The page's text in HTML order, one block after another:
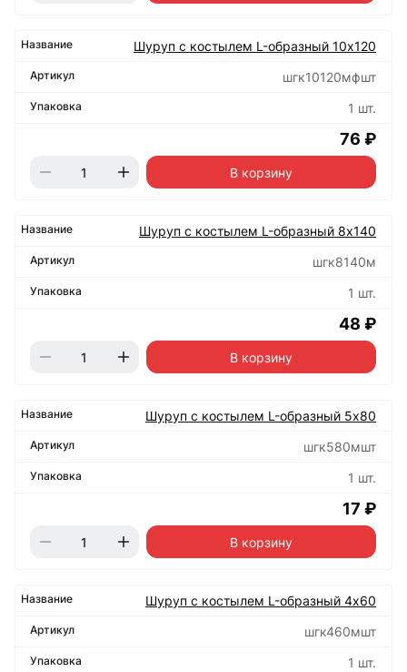
Шуруп с костылем L-образный 10х120
шгк10120мфшт
1 шт.
76 ₽
В корзину
Шуруп с костылем L-образный 8х140
шгк8140м
1 шт.
48 ₽
В корзину
Шуруп с костылем L-образный 5х80
шгк580мшт
1 шт.
17 ₽
В корзину
Шуруп с костылем L-образный 4х60
шгк460мшт
1 шт.